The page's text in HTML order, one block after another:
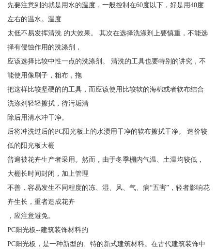
先要注意到的就是用水的温度，一般控制在60度以下，好是用40度
左右的温水。温度
太低不易发挥清洗 的大效果。 其次在选择洗涤剂上要慎重，不能选
择有侵蚀作用的洗涤剂，
应该选择比较中性一点的洗涤剂。 清洗的工具也要特别的讲究，不
能使用像刷子，粗布，拖
把这样比较坚硬的的工具，而应该使用比较软的海棉或者软布结合
洗涤剂轻轻擦拭，待污垢清
除后用清水冲干净。
后将冲洗过后的PC阳光板上的水渍用干净的软布擦拭干净。 造价较
低的阳光板大棚
普遍被花卉生产者采用。然而，由于冬季棚内气温、土温均较低，
大棚长时间封闭，加上管理
不善，容易发生不同程度的冻、湿、风、气、病“五害”，轻者影响花
卉生长，重者造成花卉
，应注意避免。
PC阳光板--建筑装饰材料的
PC阳光板，是一种新型的、特的新式建筑材料。在古代建筑装饰中